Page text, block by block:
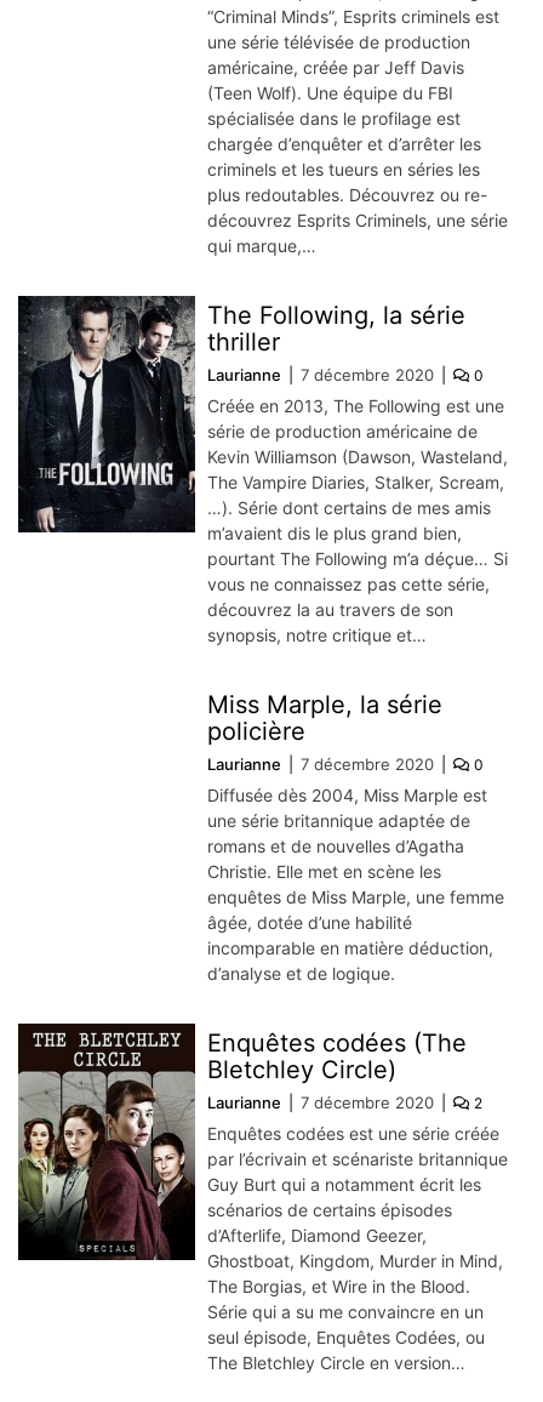
“Criminal Minds”, Esprits criminels est
une série télévisée de production
américaine, créée par Jeff Davis
(Teen Wolf). Une équipe du FBI
spécialisée dans le profilage est
chargée d’enquêter et d’arrêter les
criminels et les tueurs en séries les
plus redoutables. Découvrez ou re-
découvrez Esprits Criminels, une série
qui marque,…
The Following, la série
thriller
Laurianne 7 décembre 2020 0
Créée en 2013, The Following est une
série de production américaine de
Kevin Williamson (Dawson, Wasteland,
The Vampire Diaries, Stalker, Scream,
…). Série dont certains de mes amis
m’avaient dis le plus grand bien,
pourtant The Following m’a déçue… Si
vous ne connaissez pas cette série,
découvrez la au travers de son
synopsis, notre critique et…
Miss Marple, la série
policière
Laurianne 7 décembre 2020 0
Diffusée dès 2004, Miss Marple est
une série britannique adaptée de
romans et de nouvelles d’Agatha
Christie. Elle met en scène les
enquêtes de Miss Marple, une femme
âgée, dotée d’une habilité
incomparable en matière déduction,
d’analyse et de logique.
Enquêtes codées (The
Bletchley Circle)
Laurianne 7 décembre 2020 2
Enquêtes codées est une série créée
par l’écrivain et scénariste britannique
Guy Burt qui a notamment écrit les
scénarios de certains épisodes
d’Afterlife, Diamond Geezer,
Ghostboat, Kingdom, Murder in Mind,
The Borgias, et Wire in the Blood.
Série qui a su me convaincre en un
seul épisode, Enquêtes Codées, ou
The Bletchley Circle en version…